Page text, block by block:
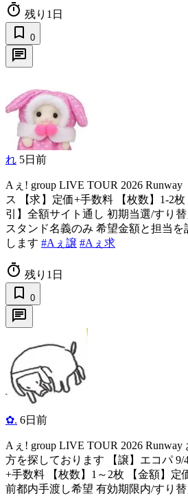
timer 残り1日
bookmark_border 0
chat
れ 5日前
Aぇ! group LIVE TOUR 2026 Runway
ス 【求】定価+手数料 【枚数】1-2
引】全額サイト通し 初期当選/すり
スタンド名義のみ 希望金額と担当
します #Aぇ譲 #Aぇ求
timer 残り1日
bookmark_border 0
chat
✿. 6日前
Aぇ! group LIVE TOUR 2026
方を探しております 【譲】エコパ 9/
+手数料 【枚数】1～2枚 【金額】定
前都内手渡し希望 有効期限内/すり